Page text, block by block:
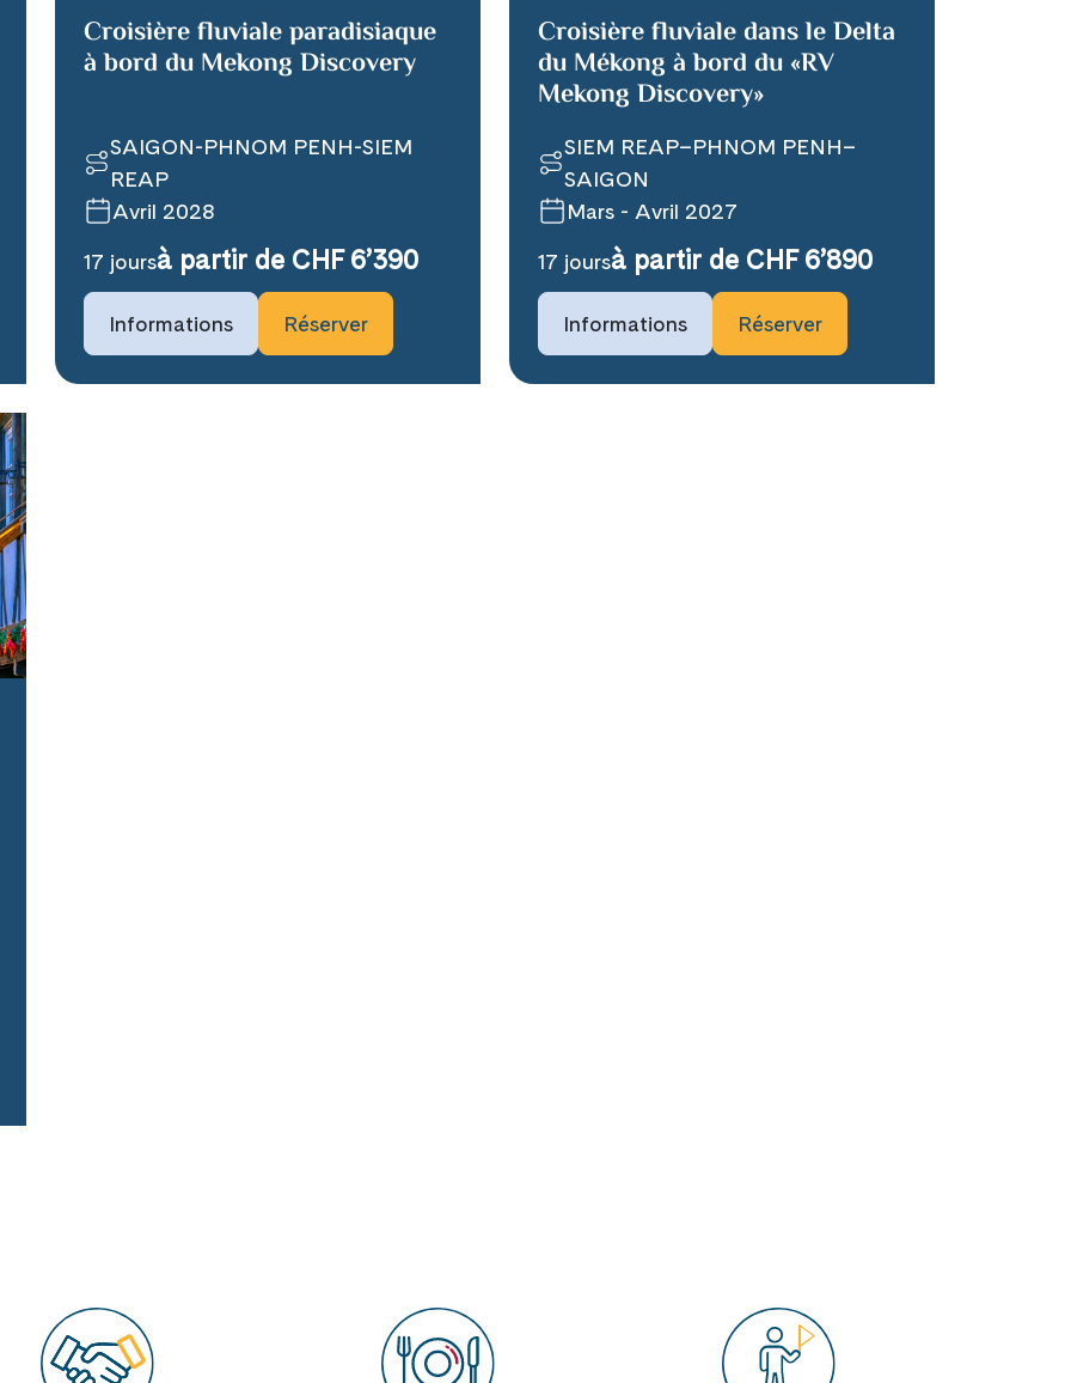
Croisière fluviale paradisiaque
à bord du Mekong Discovery
SAIGON-PHNOM PENH-SIEM
REAP
Avril 2028
17 joursà partir de CHF 6’390
Informations Réserver
Croisière fluviale dans le Delta
du Mékong à bord du «RV
Mekong Discovery»
SIEM REAP–PHNOM PENH–
SAIGON
Mars - Avril 2027
17 joursà partir de CHF 6’890
Informations Réserver